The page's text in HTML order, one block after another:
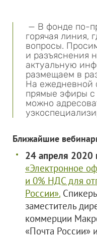
— В фонде по-
горячая линия,
вопросы.
и разъяснения
актуальную
размещаем в
На ежедневной
прямые эфиры с
можно
Ближайшие
24 апреля 2020
«Электронное
и 0% НДС для
России».
заместитель
коммерции
«Почта России»